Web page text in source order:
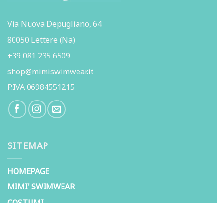
Via Nuova Depugliano, 64
80050 Lettere (Na)
+39 081 235 6509
shop@mimiswimwear.it
P.IVA 06984551215
SITEMAP
HOMEPAGE
MIMI' SWIMWEAR